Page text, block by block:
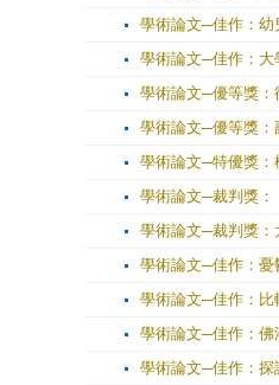
學術論文─佳作：幼
學術論文─佳作：大
學術論文─優等獎：
學術論文─優等獎：
學術論文─特優獎
學術論文─裁判獎：
學術論文─裁判獎：
學術論文─佳作：憂
學術論文─佳作：
學術論文─佳作：佛
學術論文─佳作：探